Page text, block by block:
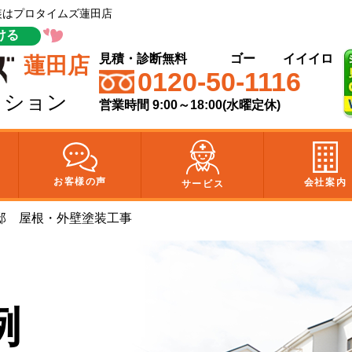
プロタイムズ蓮田店
る
蓮田店
ョン
見積・診断無料 ゴー イイイロ
0120-50-1116
営業時間 9:00～18:00(水曜定休)
お客様の声 サービス 会社案内
屋根・外壁塗装工事